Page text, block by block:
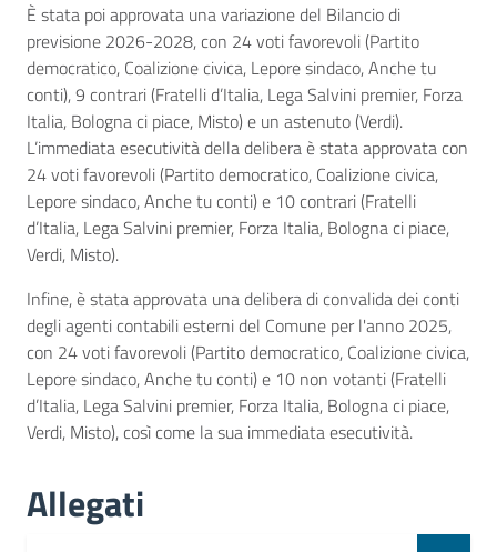
È stata poi approvata una variazione del Bilancio di
previsione 2026-2028, con 24 voti favorevoli (Partito
democratico, Coalizione civica, Lepore sindaco, Anche tu
conti), 9 contrari (Fratelli d’Italia, Lega Salvini premier, Forza
Italia, Bologna ci piace, Misto) e un astenuto (Verdi).
L’immediata esecutività della delibera è stata approvata con
24 voti favorevoli (Partito democratico, Coalizione civica,
Lepore sindaco, Anche tu conti) e 10 contrari (Fratelli
d’Italia, Lega Salvini premier, Forza Italia, Bologna ci piace,
Verdi, Misto).
Infine, è stata approvata una delibera di convalida dei conti
degli agenti contabili esterni del Comune per l'anno 2025,
con 24 voti favorevoli (Partito democratico, Coalizione civica,
Lepore sindaco, Anche tu conti) e 10 non votanti (Fratelli
d’Italia, Lega Salvini premier, Forza Italia, Bologna ci piace,
Verdi, Misto), così come la sua immediata esecutività.
Allegati